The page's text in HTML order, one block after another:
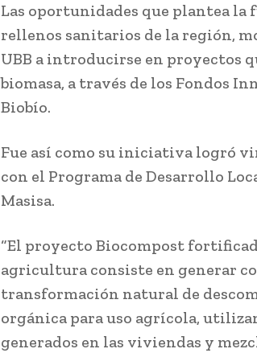
Las oportunidades que plantea
rellenos sanitarios de la región,
UBB a introducirse en proyectos
biomasa, a través de los Fondos
Biobío.
Fue así como su iniciativa logró
con el Programa de Desarrollo
Masisa.
“El proyecto Biocompost
agricultura consiste en generar
transformación natural de
orgánica para uso agrícola,
generados en las viviendas y